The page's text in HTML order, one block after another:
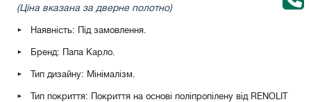
(Ціна вказана за дверне полотно)
Наявність: Під замовлення.
Бренд: Папа Карло.
Тип дизайну: Мінімалізм.
Тип покриття: Покриття на основі поліпропілену від RENOLIT